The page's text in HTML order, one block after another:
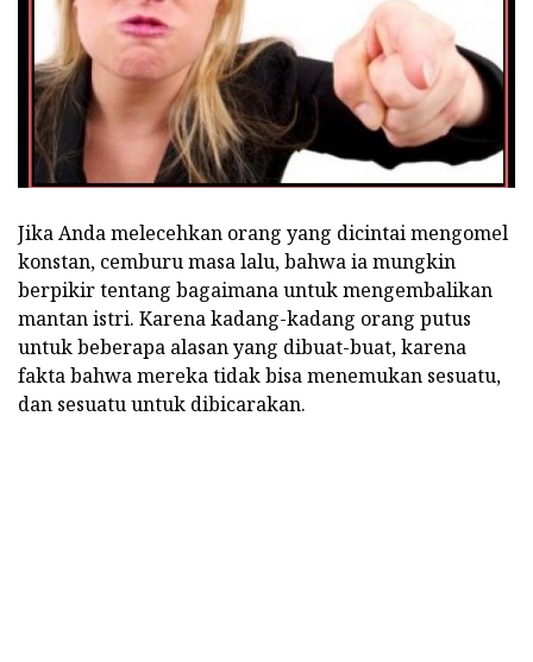
Jika Anda melecehkan orang yang dicintai mengomel
konstan, cemburu masa lalu, bahwa ia mungkin
berpikir tentang bagaimana untuk mengembalikan
mantan istri. Karena kadang-kadang orang putus
untuk beberapa alasan yang dibuat-buat, karena
fakta bahwa mereka tidak bisa menemukan sesuatu,
dan sesuatu untuk dibicarakan.